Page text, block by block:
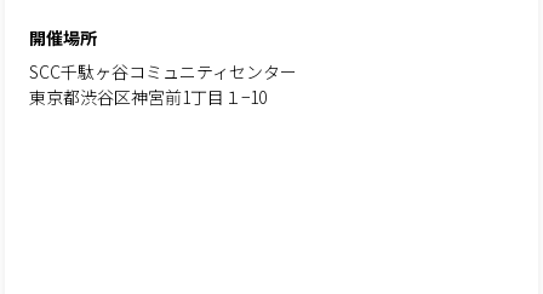
開催場所
SCC千駄ヶ谷コミュニティセンター
東京都渋谷区神宮前1丁目１−10